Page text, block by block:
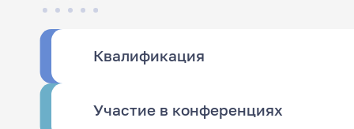
Квалификация
Участие в конференциях